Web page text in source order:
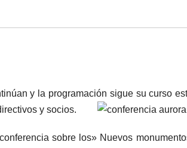
y la programación sigue su curso
y socios.
sobre los» Nuevos